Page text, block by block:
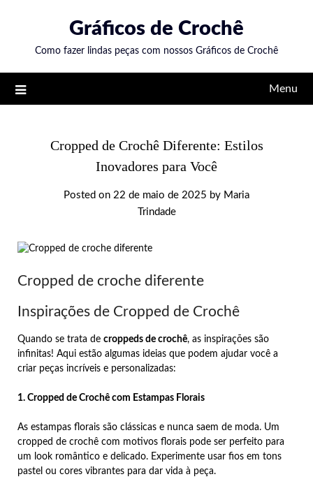
content
Gráficos de Crochê
Como fazer lindas peças com nossos Gráficos de Crochê
Menu
Cropped de Crochê Diferente: Estilos
Inovadores para Você
Posted on 22 de maio de 2025 by Maria
Trindade
Cropped de croche diferente
Inspirações de Cropped de Crochê
Quando se trata de croppeds de crochê, as inspirações são
infinitas! Aqui estão algumas ideias que podem ajudar você a
criar peças incríveis e personalizadas:
1. Cropped de Crochê com Estampas Florais
As estampas florais são clássicas e nunca saem de moda. Um
cropped de crochê com motivos florais pode ser perfeito para
um look romântico e delicado. Experimente usar fios em tons
pastel ou cores vibrantes para dar vida à peça.